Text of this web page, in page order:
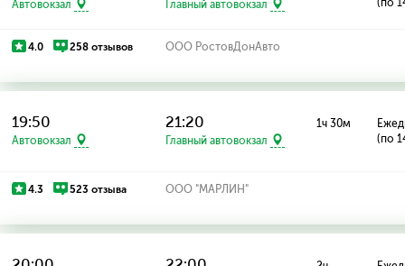
Автовокзал Главный автовокзал (по
4.0 258 отзывов ООО РостовДонАвто
19:50
Автовокзал
21:20
Главный автовокзал
1ч 30м
(по
4.3 523 отзыва ООО "МАРЛИН"